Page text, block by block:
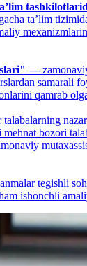
ta’lim
—
samarali
qamrab
talabalarning
bozori
tegishli
ishonchli